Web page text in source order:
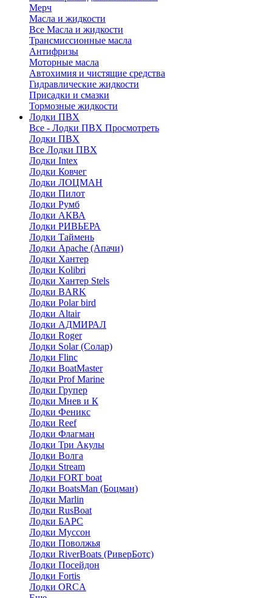
Мерч
Масла и жидкости
Все Масла и жидкости
Трансмиссионные масла
Антифризы
Моторные масла
Автохимия и чистящие средства
Гидравлические жидкости
Присадки и смазки
Тормозные жидкости
Лодки ПВХ
Все - Лодки ПВХ Просмотреть
Лодки ПВХ
Все Лодки ПВХ
Лодки Intex
Лодки Ковчег
Лодки ЛОЦМАН
Лодки Пилот
Лодки Румб
Лодки АКВА
Лодки РИВЬЕРА
Лодки Таймень
Лодки Apache (Апачи)
Лодки Хантер
Лодки Kolibri
Лодки Хантер Stels
Лодки BARK
Лодки Polar bird
Лодки Altair
Лодки АДМИРАЛ
Лодки Roger
Лодки Solar (Солар)
Лодки Flinc
Лодки BoatMaster
Лодки Prof Marine
Лодки Групер
Лодки Мнев и К
Лодки Феникс
Лодки Reef
Лодки Флагман
Лодки Три Акулы
Лодки Волга
Лодки Stream
Лодки FORT boat
Лодки BoatsMan (Боцман)
Лодки Marlin
Лодки RusBoat
Лодки БАРС
Лодки Муссон
Лодки Поволжья
Лодки RiverBoats (РиверБотс)
Лодки Посейдон
Лодки Fortis
Лодки ORCA